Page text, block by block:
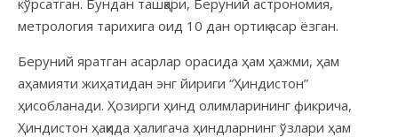
метрология тарихига оид 10 дан ортиқ асар ёзган.
Беруний яратган асарлар орасида ҳам ҳажми, ҳам
аҳамияти жиҳатидан энг йириги “Ҳиндистон”
ҳисобланади. Ҳозирги ҳинд олимларининг фикрича,
Ҳиндистон ҳақида ҳалигача ҳиндларнинг ўзлари ҳам